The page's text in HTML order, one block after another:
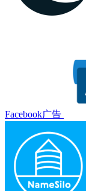
Facebook广告